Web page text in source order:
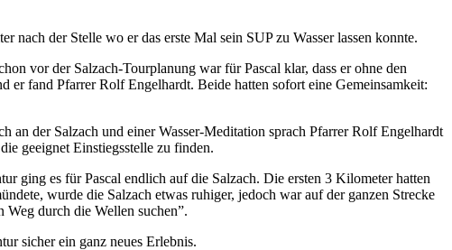
der Stelle wo er das erste Mal sein SUP zu Wasser lassen konnte.
vor der Salzach-Tourplanung war für Pascal klar, dass er ohne den
er fand Pfarrer Rolf Engelhardt. Beide hatten sofort eine Gemeinsamkeit:
an der Salzach und einer Wasser-Meditation sprach Pfarrer Rolf Engelhardt
geeignet Einstiegsstelle zu finden.
ging es für Pascal endlich auf die Salzach. Die ersten 3 Kilometer hatten
wurde die Salzach etwas ruhiger, jedoch war auf der ganzen Strecke
Weg durch die Wellen suchen”.
sicher ein ganz neues Erlebnis.